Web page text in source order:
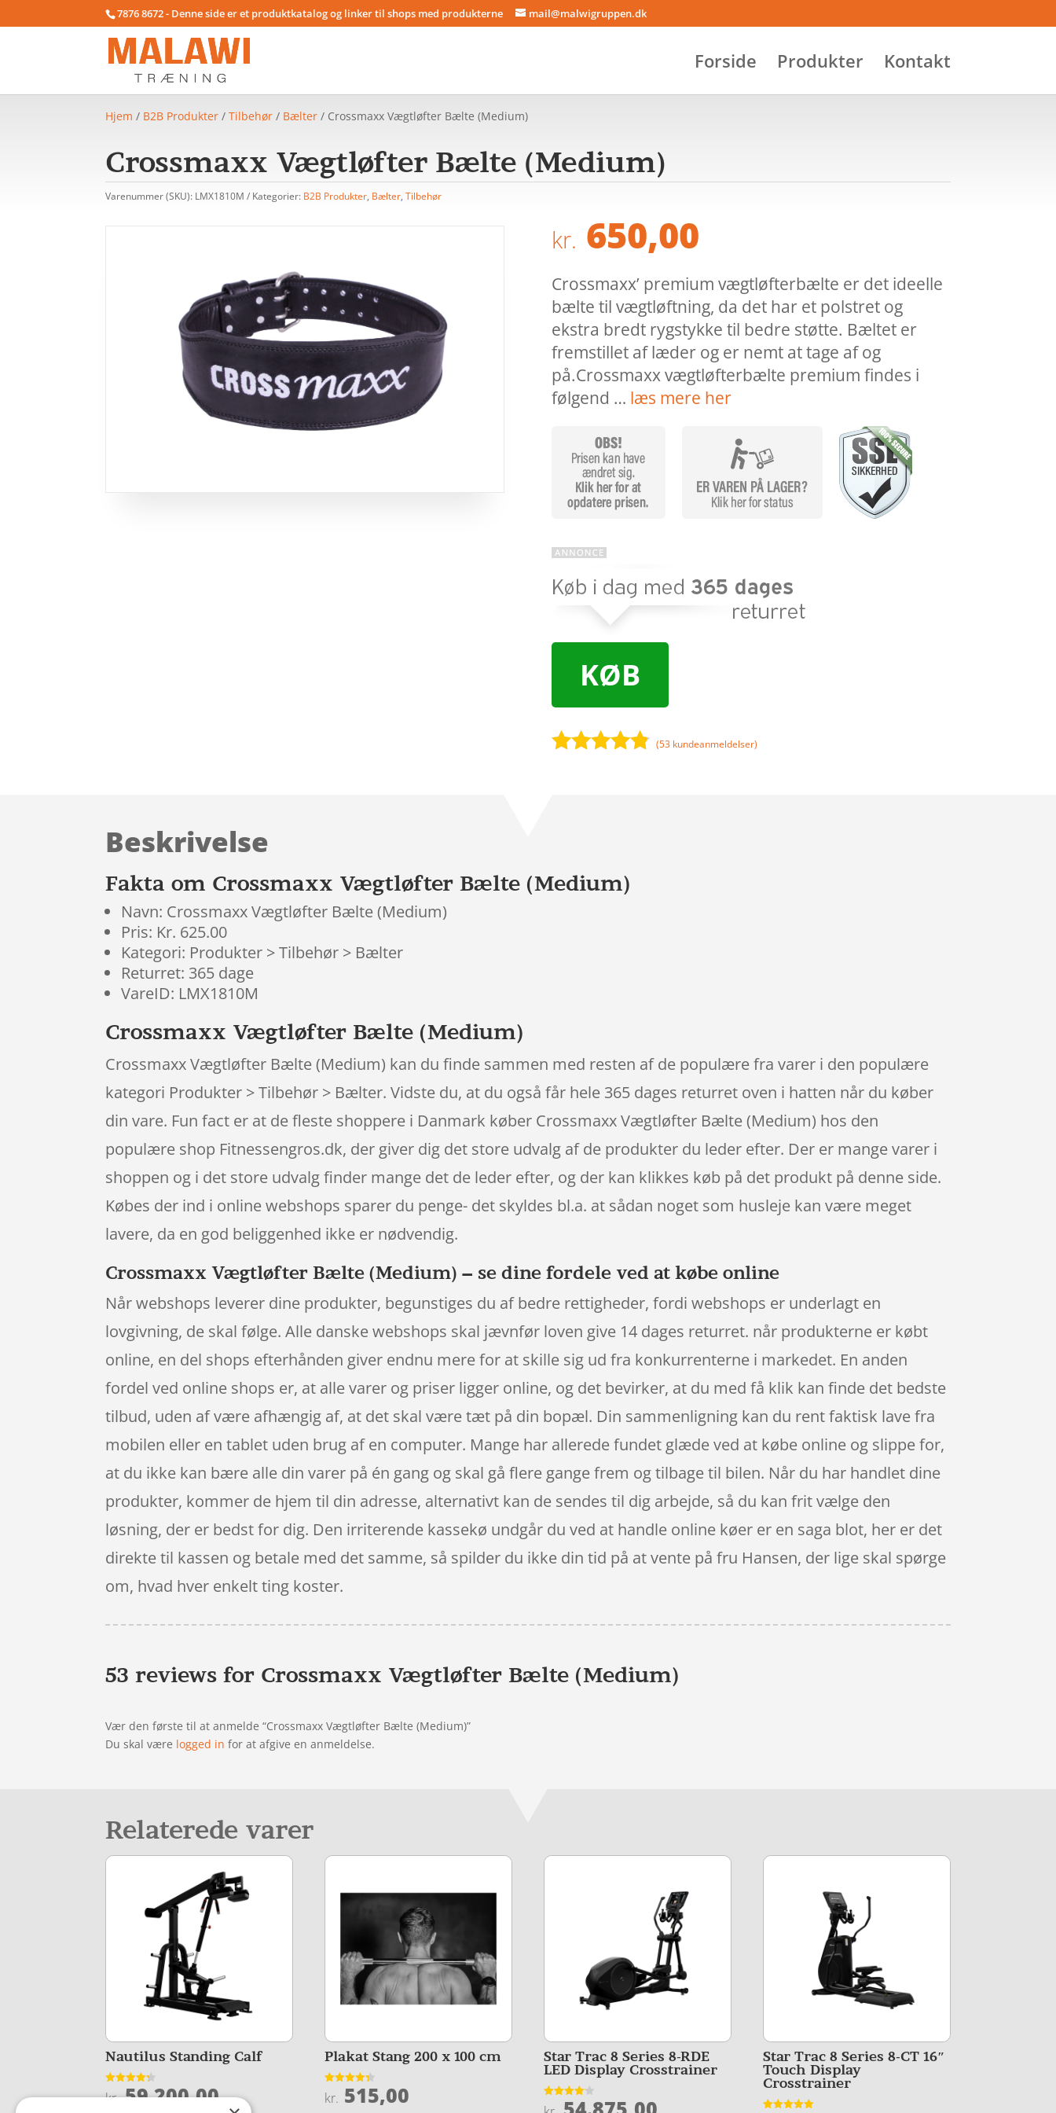
7876 8672 - Denne side er et produktkatalog og linker til shops med produkterne mail@malwigruppen.dk
Forside Produkter Kontakt
Hjem / B2B Produkter /Tilbehør / Bælter / Crossmaxx Vægtløfter Bælte (Medium)
Crossmaxx Vægtløfter Bælte (Medium)
Varenummer (SKU): LMX1810M Kategorier: B2B Produkter, Bælter,Tilbehør
kr. 650,00
Crossmaxx’ premium vægtløfterbælte er det ideelle
bælte til vægtløftning, da det har et polstret og
ekstra bredt rygstykke til bedre støtte. Bæltet er
fremstillet af læder og er nemt at tage af og
på.Crossmaxx vægtløfterbælte premium findes i
følgend … læs mere her
KØB
(53 kundeanmeldelser)
Beskrivelse
Fakta om Crossmaxx Vægtløfter Bælte (Medium)
Navn: Crossmaxx Vægtløfter Bælte (Medium)
Pris: Kr. 625.00
Kategori: Produkter > Tilbehør > Bælter
Returret: 365 dage
VareID: LMX1810M
Crossmaxx Vægtløfter Bælte (Medium)
Crossmaxx Vægtløfter Bælte (Medium) kan du finde sammen med resten af de populære fra varer i den populære
kategori Produkter > Tilbehør > Bælter. Vidste du, at du også får hele 365 dages returret oven i hatten når du køber
din vare. Fun fact er at de fleste shoppere i Danmark køber Crossmaxx Vægtløfter Bælte (Medium) hos den
populære shop Fitnessengros.dk, der giver dig det store udvalg af de produkter du leder efter. Der er mange varer i
shoppen og i det store udvalg finder mange det de leder efter, og der kan klikkes køb på det produkt på denne side.
Købes der ind i online webshops sparer du penge- det skyldes bl.a. at sådan noget som husleje kan være meget
lavere, da en god beliggenhed ikke er nødvendig.
Crossmaxx Vægtløfter Bælte (Medium) – se dine fordele ved at købe online
Når webshops leverer dine produkter, begunstiges du af bedre rettigheder, fordi webshops er underlagt en
lovgivning, de skal følge. Alle danske webshops skal jævnfør loven give 14 dages returret. når produkterne er købt
online, en del shops efterhånden giver endnu mere for at skille sig ud fra konkurrenterne i markedet. En anden
fordel ved online shops er, at alle varer og priser ligger online, og det bevirker, at du med få klik kan finde det bedste
tilbud, uden af være afhængig af, at det skal være tæt på din bopæl. Din sammenligning kan du rent faktisk lave fra
mobilen eller en tablet uden brug af en computer. Mange har allerede fundet glæde ved at købe online og slippe for,
at du ikke kan bære alle din varer på én gang og skal gå flere gange frem og tilbage til bilen. Når du har handlet dine
produkter, kommer de hjem til din adresse, alternativt kan de sendes til dig arbejde, så du kan frit vælge den
løsning, der er bedst for dig. Den irriterende kassekø undgår du ved at handle online køer er en saga blot, her er det
direkte til kassen og betale med det samme, så spilder du ikke din tid på at vente på fru Hansen, der lige skal spørge
om, hvad hver enkelt ting koster.
53 reviews for Crossmaxx Vægtløfter Bælte (Medium)
Vær den første til at anmelde “Crossmaxx Vægtløfter Bælte (Medium)”
Du skal være logged in for at afgive en anmeldelse.
Relaterede varer
Nautilus Standing Calf
Vurderet
kr.59.200,00
Plakat Stang 200 x 100 cm
Vurderet
4.3
kr. 515,00
Star Trac 8 Series 8-RDE
LED Display Crosstrainer
Vurderet
Star Trac 8 Series 8-CT 16″
Touch Display
Crosstrainer